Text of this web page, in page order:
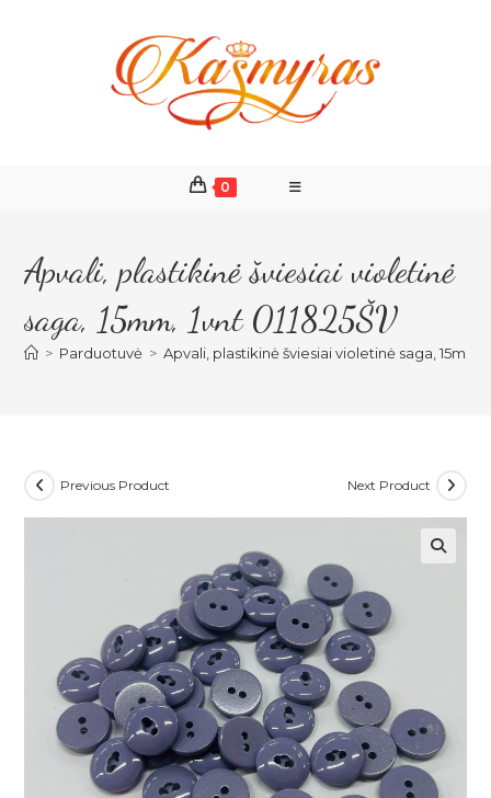
0
Apvali, plastikinė šviesiai violetinė
saga, 15mm, 1vnt 011825ŠV
> Parduotuvė > Apvali, plastikinė šviesiai violetinė saga, 15mm,
Previous Product Next Product